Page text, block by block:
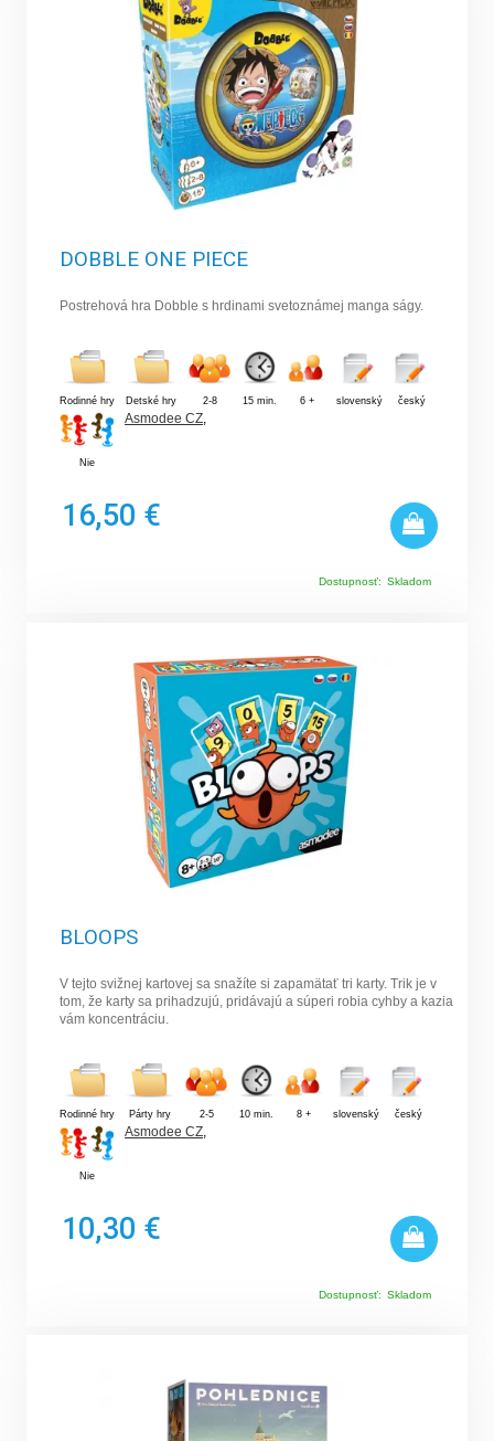
DOBBLE ONE PIECE
Postrehová hra Dobble s hrdinami svetoznámej manga ságy.
Rodinné hry Detské hry 2-8 15 min. 6 + slovenský český
Nie
Asmodee CZ,
16,50 €
Dostupnosť: Skladom
BLOOPS
V tejto svižnej kartovej sa snažíte si zapamätať tri karty. Trik je v
tom, že karty sa prihadzujú, pridávajú a súperi robia cyhby a kazia
vám koncentráciu.
Rodinné hry Párty hry 2-5 10 min. 8 + slovenský český
Nie
Asmodee CZ
10,30 €
Dostupnosť: Skladom